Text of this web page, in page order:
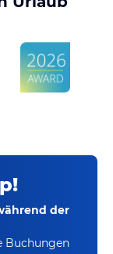
der
Buchungen